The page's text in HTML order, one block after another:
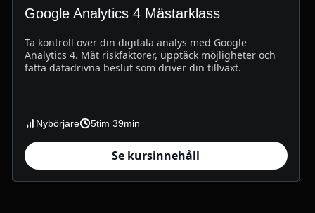
Google Analytics 4 Mästarklass
Ta kontroll över din digitala analys med Google
Analytics 4. Mät riskfaktorer, upptäck möjligheter och
fatta datadrivna beslut som driver din tillväxt.
Nybörjare 5tim 39min
Se kursinnehåll